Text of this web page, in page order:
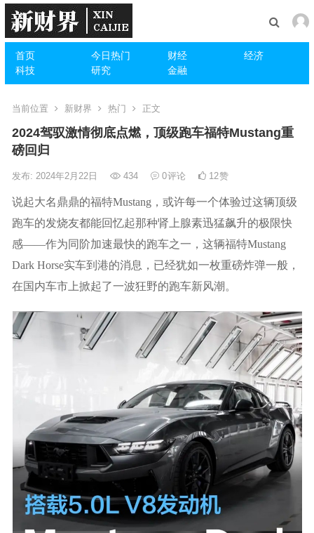
首页 今日热门 财经
经济
科技
研究 金融
当前位置 新财界 热门 正文
2024驾驭激情彻底点燃，顶级跑车福特Mustang重
磅回归
发布: 2024年2月22日 434 0评论 12赞
说起大名鼎鼎的福特Mustang，或许每一个体验过这辆顶级
跑车的发烧友都能回忆起那种肾上腺素迅猛飙升的极限快
感——作为同阶加速最快的跑车之一，这辆福特Mustang
Dark Horse实车到港的消息，已经犹如一枚重磅炸弹一般，
在国内车市上掀起了一波狂野的跑车新风潮。